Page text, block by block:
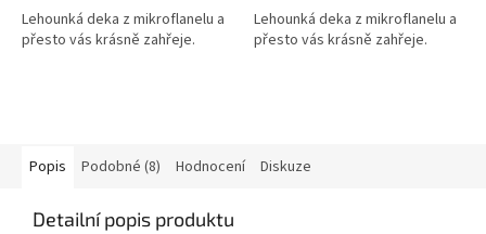
Lehounká deka z mikroflanelu a
přesto vás krásně zahřeje.
Lehounká deka z mikroflanelu a
přesto vás krásně zahřeje.
Popis Podobné (8) Hodnocení Diskuze
Detailní popis produktu